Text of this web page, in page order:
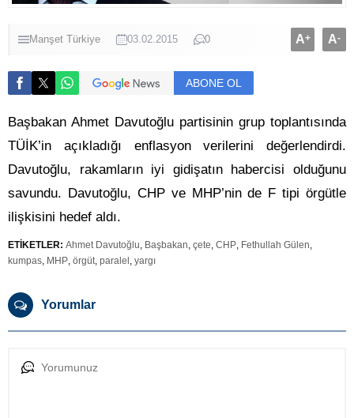
Manşet Türkiye 03.02.2015 0 A+ A-
ABONE OL
Başbakan Ahmet Davutoğlu partisinin grup toplantısında
TÜİK’in açıkladığı enflasyon verilerini değerlendirdi.
Davutoğlu, rakamların iyi gidişatın habercisi olduğunu
savundu. Davutoğlu, CHP ve MHP’nin de F tipi örgütle
ilişkisini hedef aldı.
ETİKETLER: Ahmet Davutoğlu, Başbakan, çete, CHP, Fethullah Gülen,
kumpas, MHP, örgüt, paralel , yargı
Yorumlar